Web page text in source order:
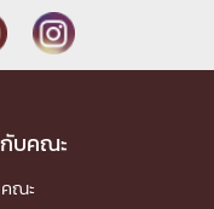
บคณะ
คณะ